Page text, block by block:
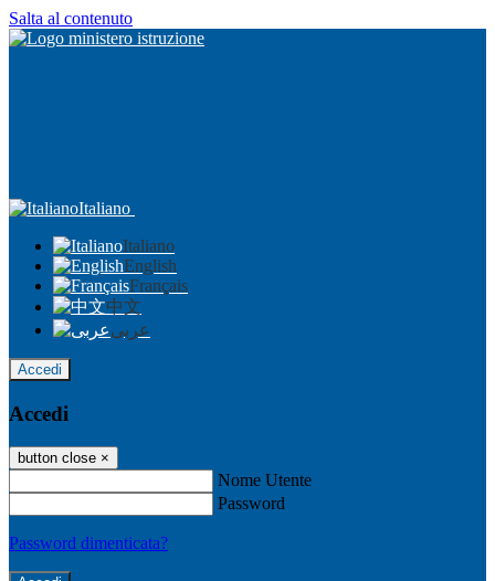
Salta al contenuto
Italiano
Italiano
English
Français
中文
عربى
Accedi
Accedi
button close ×
Nome Utente
Password
Password dimenticata?